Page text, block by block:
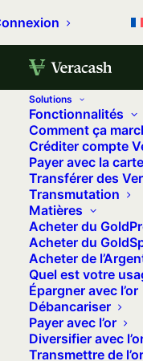
Solutions
Fonctionnalités
Comment ça
Créditer compte
Payer avec la
Transférer des
Transmutation
Matières
Acheter du
Acheter du
Acheter de
Quel est votre
Épargner avec l’or
Débancariser
Payer avec l’or
Diversifier avec
Transmettre de l’or
Accueil
Comment est
Comment est